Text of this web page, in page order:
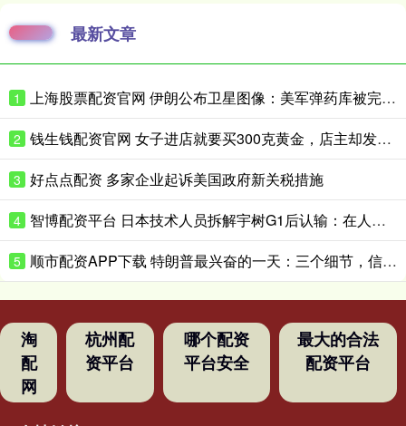
最新文章
1 上海股票配资官网 伊朗公布卫星图像：美军弹药库被完全摧毁
2 钱生钱配资官网 女子进店就要买300克黄金，店主却发现一个反常细节
3 好点点配资 多家企业起诉美国政府新关税措施
4 智博配资平台 日本技术人员拆解宇树G1后认输：在人形机器人领域，日本想在短时间内缩小与中国的差距“恐怕并不现实”
5 顺市配资APP下载 特朗普最兴奋的一天：三个细节，信息量很大
淘
配
网
杭州配
资平台
哪个配资
平台安全
最大的合法
配资平台